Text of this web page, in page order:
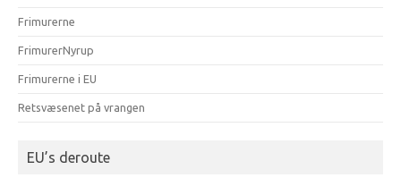
Frimurerne
FrimurerNyrup
Frimurerne i EU
Retsvæsenet på vrangen
EU’s deroute